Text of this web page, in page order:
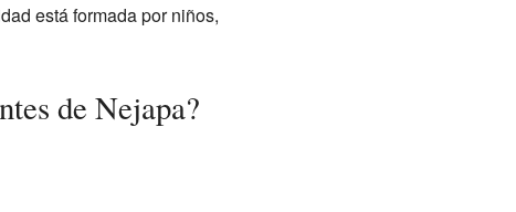
está formada por niños,
de Nejapa?